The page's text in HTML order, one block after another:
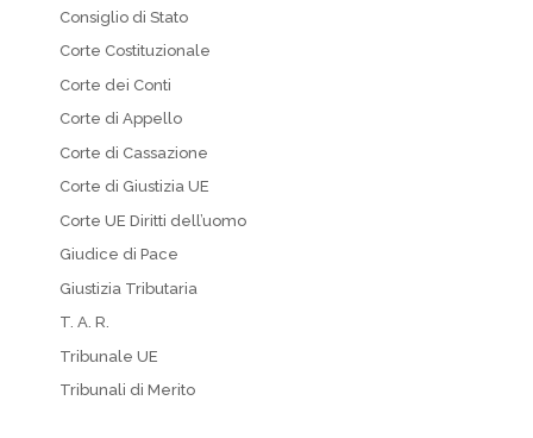
Consiglio di Stato
Corte Costituzionale
Corte dei Conti
Corte di Appello
Corte di Cassazione
Corte di Giustizia UE
Corte UE Diritti dell’uomo
Giudice di Pace
Giustizia Tributaria
T. A. R.
Tribunale UE
Tribunali di Merito